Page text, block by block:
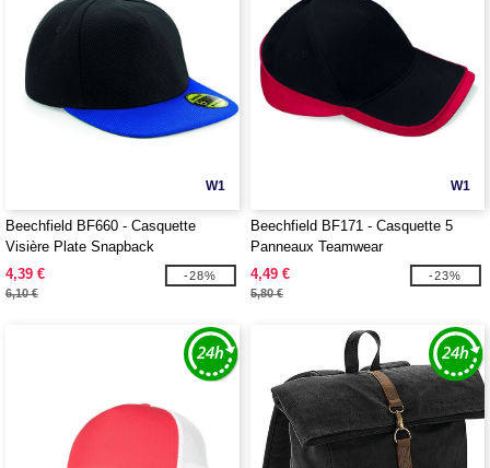
W1
Beechfield BF660 - Casquette
Visière Plate Snapback
4,39 €
6,10 €
-28%
W1
Beechfield BF171 - Casquette 5
Panneaux Teamwear
4,49 €
5,80 €
-23%